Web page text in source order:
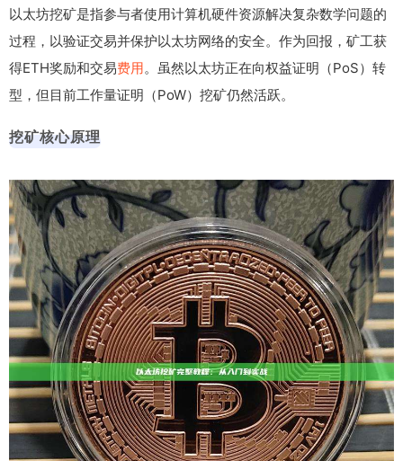
以太坊挖矿是指参与者使用计算机硬件资源解决复杂数学问题的
过程，以验证交易并保护以太坊网络的安全。作为回报，矿工获
得ETH奖励和交易费用。虽然以太坊正在向权益证明（PoS）转
型，但目前工作量证明（PoW）挖矿仍然活跃。
挖矿核心原理